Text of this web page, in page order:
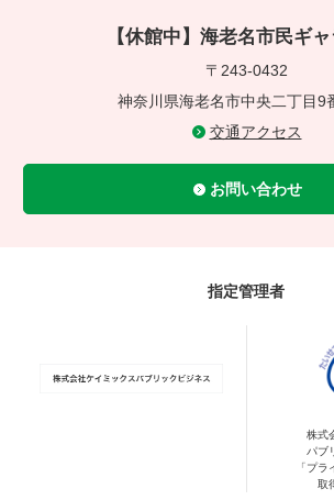
【休館中】海老名市民ギ
〒243-0432
神奈川県海老名市中央二丁目9
交通アクセス
お問い合わせ
指定管理者
株式
パブ
「プ
取